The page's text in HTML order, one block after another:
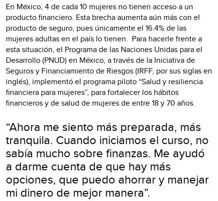
En México, 4 de cada 10 mujeres no tienen acceso a un
producto financiero. Esta brecha aumenta aún más con el
producto de seguro, pues únicamente el 16.4% de las
mujeres adultas en el país lo tienen. Para hacerle frente a
esta situación, el Programa de las Naciones Unidas para el
Desarrollo (PNUD) en México, a través de la Iniciativa de
Seguros y Financiamiento de Riesgos (IRFF, por sus siglas en
inglés), implementó el programa piloto “Salud y resiliencia
financiera para mujeres”, para fortalecer los hábitos
financieros y de salud de mujeres de entre 18 y 70 años.
“Ahora me siento más preparada, más
tranquila. Cuando iniciamos el curso, no
sabía mucho sobre finanzas. Me ayudó
a darme cuenta de que hay más
opciones, que puedo ahorrar y manejar
mi dinero de mejor manera”.